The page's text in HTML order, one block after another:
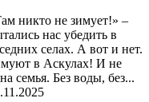
никто не зимует!» –
нас убедить в
селах. А вот и нет.
в Аскулах! И не
семья. Без воды, без...